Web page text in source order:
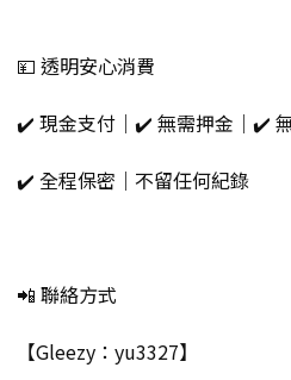
💴 透明安心消費
✔️ 現金支付｜✔️ 無需押金｜✔️
✔️ 全程保密｜不留任何紀錄
📲 聯絡方式
【Gleezy：yu3327】